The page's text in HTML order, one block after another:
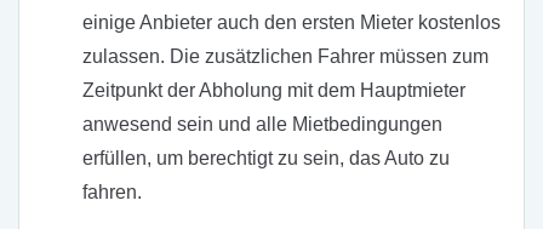
einige Anbieter auch den ersten Mieter kostenlos
zulassen. Die zusätzlichen Fahrer müssen zum
Zeitpunkt der Abholung mit dem Hauptmieter
anwesend sein und alle Mietbedingungen
erfüllen, um berechtigt zu sein, das Auto zu
fahren.